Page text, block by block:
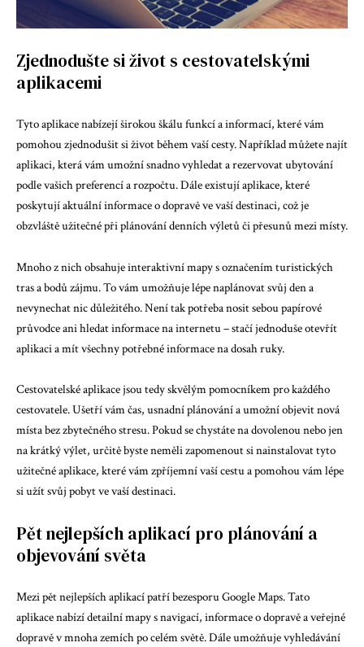
Zjednodušte si život s cestovatelskými
aplikacemi
Tyto aplikace nabízejí širokou škálu funkcí a informací, které vám
pomohou zjednodušit si život během vaší cesty. Například můžete najít
aplikaci, která vám umožní snadno vyhledat a rezervovat ubytování
podle vašich preferencí a rozpočtu. Dále existují aplikace, které
poskytují aktuální informace o dopravě ve vaší destinaci, což je
obzvláště užitečné při plánování denních výletů či přesunů mezi místy.
Mnoho z nich obsahuje interaktivní mapy s označením turistických
tras a bodů zájmu. To vám umožňuje lépe naplánovat svůj den a
nevynechat nic důležitého. Není tak potřeba nosit sebou papírové
průvodce ani hledat informace na internetu – stačí jednoduše otevřít
aplikaci a mít všechny potřebné informace na dosah ruky.
Cestovatelské aplikace jsou tedy skvělým pomocníkem pro každého
cestovatele. Ušetří vám čas, usnadní plánování a umožní objevit nová
místa bez zbytečného stresu. Pokud se chystáte na dovolenou nebo jen
na krátký výlet, určitě byste neměli zapomenout si nainstalovat tyto
užitečné aplikace, které vám zpříjemní vaší cestu a pomohou vám lépe
si užít svůj pobyt ve vaší destinaci.
Pět nejlepších aplikací pro plánování a
objevování světa
Mezi pět nejlepších aplikací patří bezesporu Google Maps. Tato
aplikace nabízí detailní mapy s navigací, informace o dopravě a veřejné
dopravě v mnoha zemích po celém světě. Dále umožňuje vyhledávání